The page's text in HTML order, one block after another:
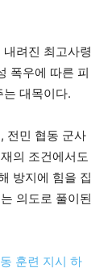
려진 최고사령
폭우에 따른 피
대목이다.
전민 협동 군사
의 조건에서도
방지에 힘을 집
의도로 풀이된
훈련 지시 하